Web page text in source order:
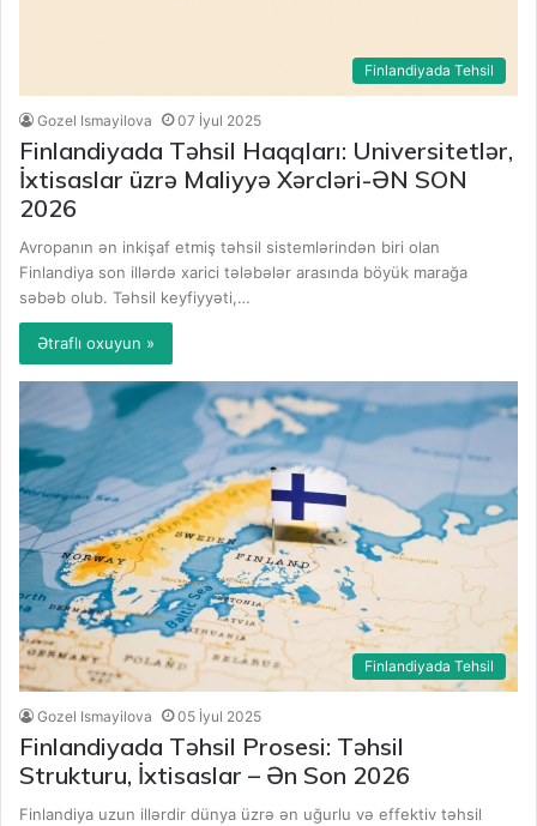
Finlandiyada Tehsil
Gozel Ismayilova 07 İyul 2025
Finlandiyada Təhsil Haqqları: Universitetlər,
İxtisaslar üzrə Maliyyə Xərcləri-ƏN SON
2026
Avropanın ən inkişaf etmiş təhsil sistemlərindən biri olan
Finlandiya son illərdə xarici tələbələr arasında böyük marağa
səbəb olub. Təhsil keyfiyyəti,…
Ətraflı oxuyun »
Finlandiyada Tehsil
Gozel Ismayilova 05 İyul 2025
Finlandiyada Təhsil Prosesi: Təhsil
Strukturu, İxtisaslar – Ən Son 2026
Finlandiya uzun illərdir dünya üzrə ən uğurlu və effektiv təhsil